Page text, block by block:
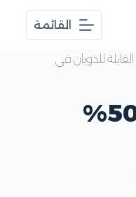
القائمة
للذوبان في